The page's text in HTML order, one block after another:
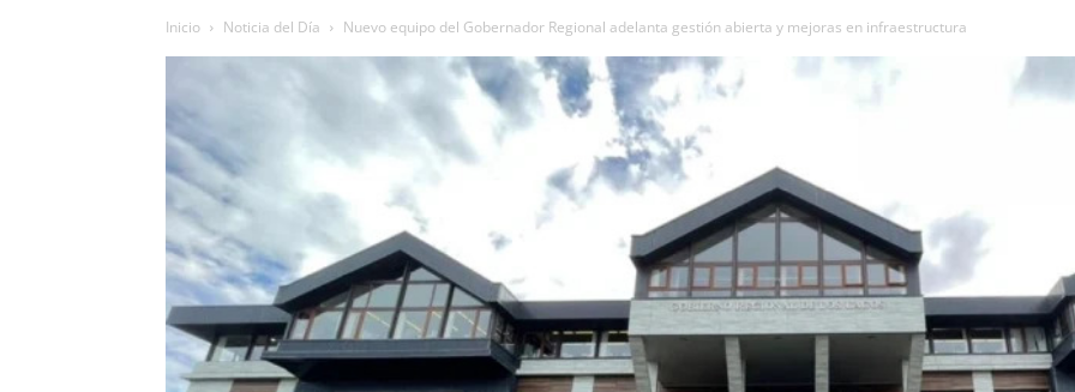
Inicio Noticia del Día Nuevo equipo del Gobernador Regional adelanta gestión abierta y mejoras en infraestructura